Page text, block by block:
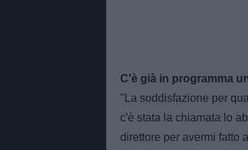
C'è già in programma
"La soddisfazione per
c'è stata la chiamata lo
direttore per avermi fatto